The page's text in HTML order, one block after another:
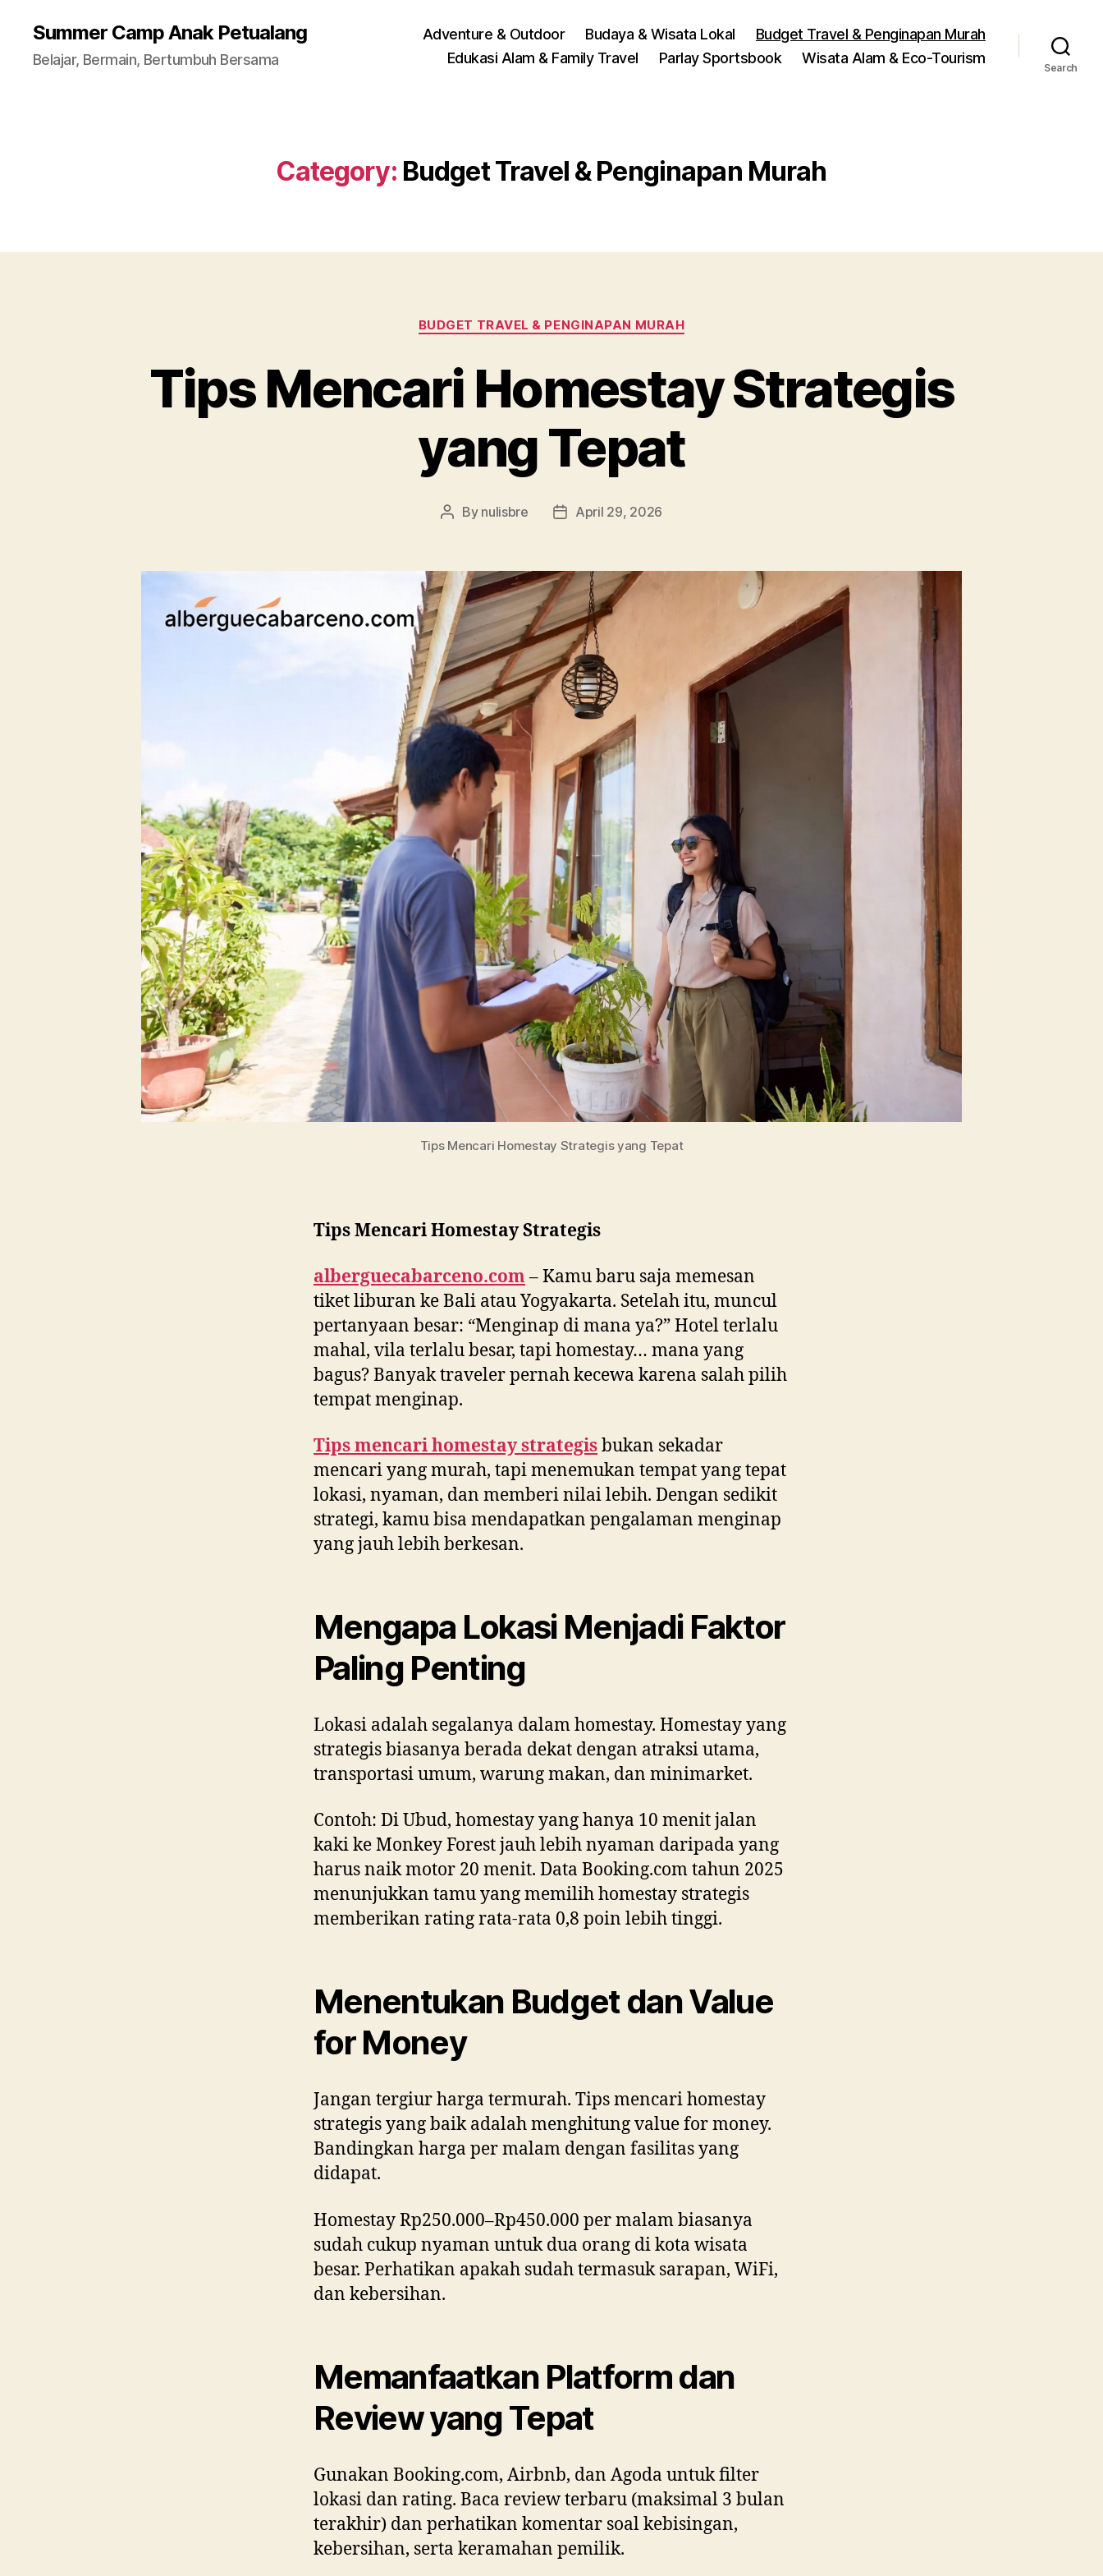
Summer Camp Anak Petualang
Belajar, Bermain, Bertumbuh Bersama
Adventure & Outdoor Budaya & Wisata Lokal
Budget Travel & Penginapan Murah
Edukasi Alam & Family Travel
Parlay Sportsbook Wisata Alam & Eco-Tourism
Search
Category: Budget Travel & Penginapan Murah
Categories
BUDGET TRAVEL & PENGINAPAN MURAH
Tips Mencari Homestay Strategis
yang Tepat
Post
By nulisbre
PostApril 29, 2026
Tips Mencari Homestay Strategis yang Tepat
Tips Mencari Homestay Strategis
alberguecabarceno.com– Kamu baru saja memesan
tiket liburan ke Bali atau Yogyakarta. Setelah itu, muncul
pertanyaan besar: “Menginap di mana ya?” Hotel terlalu
mahal, vila terlalu besar, tapi homestay… mana yang
bagus? Banyak traveler pernah kecewa karena salah pilih
tempat menginap.
Tips mencari homestay strategisbukan sekadar
mencari yang murah, tapi menemukan tempat yang tepat
lokasi, nyaman, dan memberi nilai lebih. Dengan sedikit
strategi, kamu bisa mendapatkan pengalaman menginap
yang jauh lebih berkesan.
Mengapa Lokasi Menjadi Faktor
Paling Penting
Lokasi adalah segalanya dalam homestay. Homestay yang
strategis biasanya berada dekat dengan atraksi utama,
transportasi umum, warung makan, dan minimarket.
Contoh: Di Ubud, homestay yang hanya 10 menit jalan
kaki ke Monkey Forest jauh lebih nyaman daripada yang
harus naik motor 20 menit. Data Booking.com tahun 2025
menunjukkan tamu yang memilih homestay strategis
memberikan rating rata-rata 0,8 poin lebih tinggi.
Menentukan Budget dan Value
for Money
Jangan tergiur harga termurah. Tips mencari homestay
strategis yang baik adalah menghitung value for money.
Bandingkan harga per malam dengan fasilitas yang
didapat.
Homestay Rp250.000–Rp450.000 per malam biasanya
sudah cukup nyaman untuk dua orang di kota wisata
besar. Perhatikan apakah sudah termasuk sarapan, WiFi,
dan kebersihan.
Memanfaatkan Platform dan
Review yang Tepat
Gunakan Booking.com, Airbnb, dan Agoda untuk filter
lokasi dan rating. Baca review terbaru (maksimal 3 bulan
terakhir) dan perhatikan komentar soal kebisingan,
kebersihan, serta keramahan pemilik.